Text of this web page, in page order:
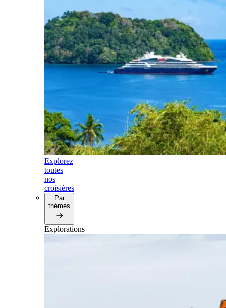
Explorez
toutes
nos
croisières
Par
thèmes
Explorations